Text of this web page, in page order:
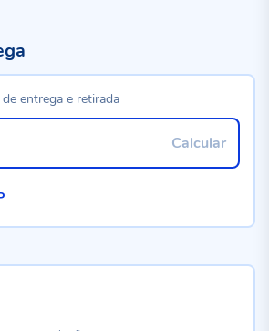
entrega e retirada
Calcular